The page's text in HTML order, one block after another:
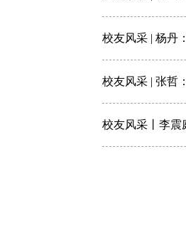
校友风采 | 杨丹
校友风采 | 张哲
校友风采丨李震